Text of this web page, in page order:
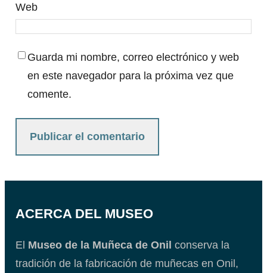
Web
Guarda mi nombre, correo electrónico y web
en este navegador para la próxima vez que
comente.
ACERCA DEL MUSEO
El Museo de la Muñeca de Onil conserva la
tradición de la fabricación de muñecas en Onil,